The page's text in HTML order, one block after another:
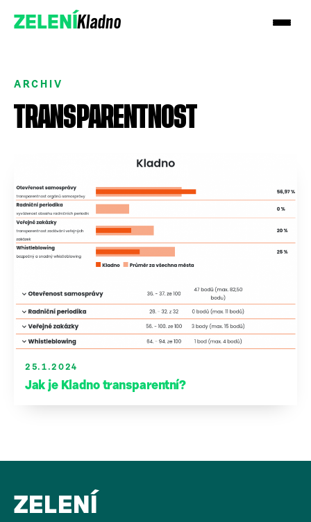
ZELENÍKladno
Přidejte se k nám
ARCHIV
TRANSPARENTNOST
25.1.2024
Jak je Kladno transparentní?
ZELENÍ